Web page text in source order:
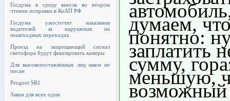
Госдума в среду внесла во втором
чтении поправки в КоАП РФ
Госдума ужесточит наказания
водителей за нарушения на
пешеходных переходах
Проезд на запрещающий сигнал
светофора будут фиксировать камеры
Для высокопоставленных лиц закон не
писан
Peugeot SR1
Закон для всех один
думаем,
понятно:
заплатить
сумму,
меньшую,
возможный